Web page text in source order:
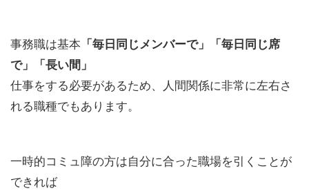
事務職は基本 「毎日同じメンバーで」「毎日同じ席
で」「長い間」
仕事をする必要があるため、人間関係に非常に左右さ
れる職種でもあります。
一時的コミュ障の方は自分に合った職場を引くことが
できれば